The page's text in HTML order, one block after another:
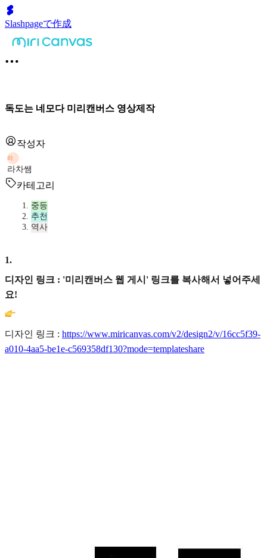
Slashpageで作成
독도는 네모다 미리캔버스 영상제작
작성자
라
라차쌤
카테고리
중등
추천
역사
1.
디자인 링크 : '미리캔버스 웹 게시' 링크를 복사해서 넣어주세
요!
디자인 링크 : https://www.miricanvas.com/v2/design2/v/16cc5f39-
a010-4aa5-be1e-c569358df130?mode=templateshare